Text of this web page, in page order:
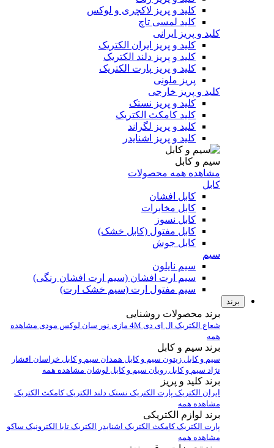
کلید و پریز لاکچری و لوکس
کلید لمسی تاچ
کلید و پریز ایرانی
کلید و پریز ایران الکتریک
کلید و پریز دلند الکتریک
کلید و پریز پارت الکتریک
پریز ملونی
کلید و پریز خارجی
کلید و پریز نستک
کلید کامکث الکتریک
کلید و پریز لگراند
کلید و پریز اشنایدر
سیم و کابل
مشاهده همه محصولات
کابل
کابل افشان
کابل مخابرات
کابل نسوز
کابل مفتول (کابل خشک)
کابل جوش
سیم
سیم نایلون
سیم ارت افشان (سیم ارت افشان رنگی)
سیم مفتول ارت (سیم خشک ارت)
برند
برند محصولات روشنایی
شعاع الکتریک ال ای دی 4M مازی نور سان لوکس مودی مشاهده
همه
برند سیم و کابل
سیم و کابل زیتون سیم و کابل همدان سیم و کابل خراسان افشار
نژاد سیم و کابل رویان سیم و کابل لوشان مشاهده همه
برند کلید و پریز
ایران الکتریک پارت الکتریک نستک دلند الکتریککامکث الکتریک
مشاهده همه
برند لوازم الکتریکی
پارت الکتریککامکث الکتریک اشنایدر الکتریک تابا الکترونیک ساکو
مشاهده همه